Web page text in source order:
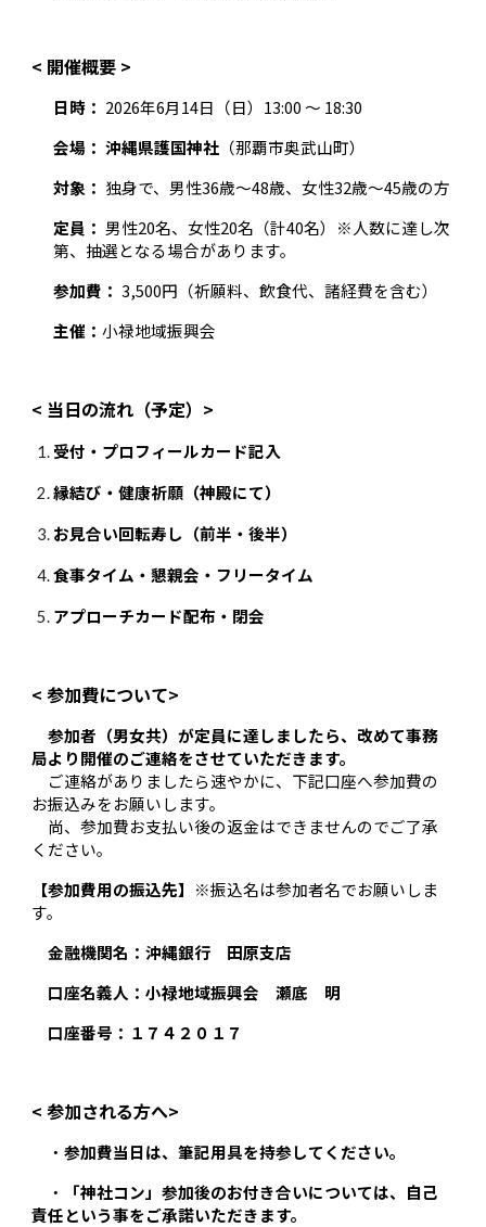
< 開催概要 >
日時： 2026年6月14日（日）13:00 〜 18:30
会場： 沖縄県護国神社 （那覇市奥武山町）
対象： 独身で、男性36歳〜48歳、女性32歳〜45歳の方
定員： 男性20名、女性20名（計40名）※人数に達し次
第、抽選となる場合があります。
参加費： 3,500円（祈願料、飲食代、諸経費を含む）
主催：小禄地域振興会
< 当日の流れ（予定）>
受付・プロフィールカード記入
縁結び・健康祈願（神殿にて）
お見合い回転寿し（前半・後半）
食事タイム・懇親会・フリータイム
アプローチカード配布・閉会
<参加費について>
参加者（男女共）が定員に達しましたら、改めて事務
局より開催のご連絡をさせていただきます。
ご連絡がありましたら速やかに、下記口座へ参加費の
お振込みをお願いします。
尚、参加費お支払い後の返金はできませんのでご了承
ください。
【参加費用の振込先】 ※振込名は参加者名でお願いしま
す。
金融機関名：沖縄銀行 田原支店
口座名義人：小禄地域振興会 瀬底 明
口座番号：１７４２０１７
<参加される方へ>
・参加費当日は、筆記用具を持参してください。
・
「神社コン」参加後のお付き合いについては、自己
責任という事をご承諾いただきます。